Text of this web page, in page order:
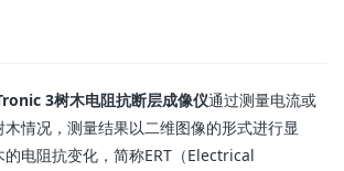
3树木电阻抗断层成像仪通过测量电流或
情况，测量结果以二维图像的形式进行显
电阻抗变化，简称ERT（Electrical